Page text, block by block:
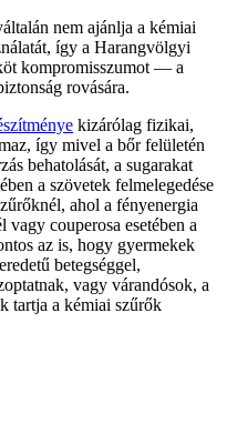
nem ajánlja a kémiai
így a Harangvölgyi
kompromisszumot — a
rovására.
kizárólag fizikai,
így mivel a bőr felületén
behatolását, a sugarakat
a szövetek felmelegedése
ahol a fényenergia
couperosa esetében a
az is, hogy gyermekek
betegséggel,
vagy várandósok, a
tartja a kémiai szűrők